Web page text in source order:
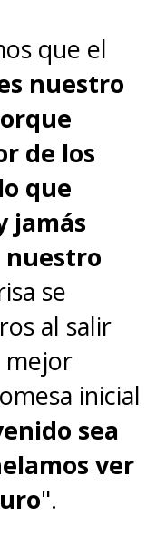
que el
nuestro
de los
que
jamás
nuestro
se
al salir
mejor
inicial
sea
ver
".